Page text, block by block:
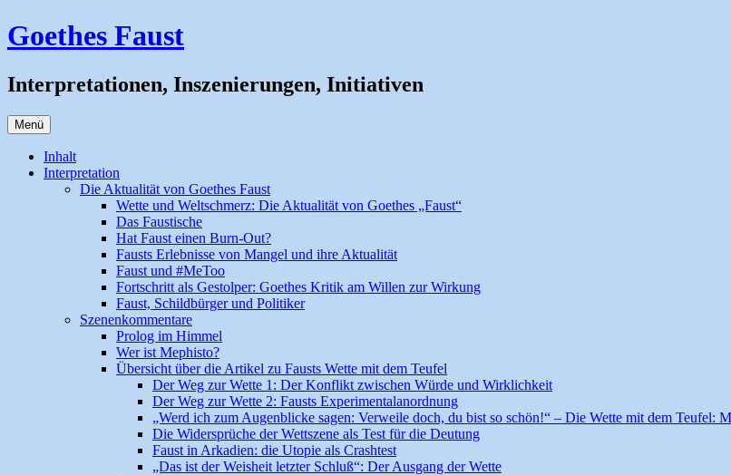
Zum
Inhalt
Goethes Faust
Interpretationen, Inszenierungen, Initiativen
Menü
Inhalt
Interpretation
Die Aktualität von Goethes Faust
Wette und Weltschmerz: Die Aktualität von Goethes „Faust“
Das Faustische
Hat Faust einen Burn-Out?
Fausts Erlebnisse von Mangel und ihre Aktualität
Faust und #MeToo
Fortschritt als Gestolper: Goethes Kritik am Willen zur Wirkung
Faust, Schildbürger und Politiker
Szenenkommentare
Prolog im Himmel
Wer ist Mephisto?
Übersicht über die Artikel zu Fausts Wette mit dem Teufel
Der Weg zur Wette 1: Der Konflikt zwischen Würde und Wirklichkeit
Der Weg zur Wette 2: Fausts Experimentalanordnung
„Werd ich zum Augenblicke sagen: Verweile doch, du bist so schön!“ – Die Wette mit dem Teufel:
Die Widersprüche der Wettszene als Test für die Deutung
Faust in Arkadien: die Utopie als Crashtest
„Das ist der Weisheit letzter Schluß“: Der Ausgang der Wette